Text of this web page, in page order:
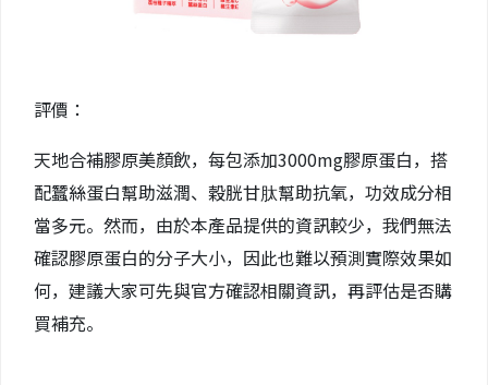
評價：
天地合補膠原美顏飲，每包添加3000mg膠原蛋白，搭
配蠶絲蛋白幫助滋潤、穀胱甘肽幫助抗氧，功效成分相
當多元。然而，由於本產品提供的資訊較少，我們無法
確認膠原蛋白的分子大小，因此也難以預測實際效果如
何，建議大家可先與官方確認相關資訊，再評估是否購
買補充。